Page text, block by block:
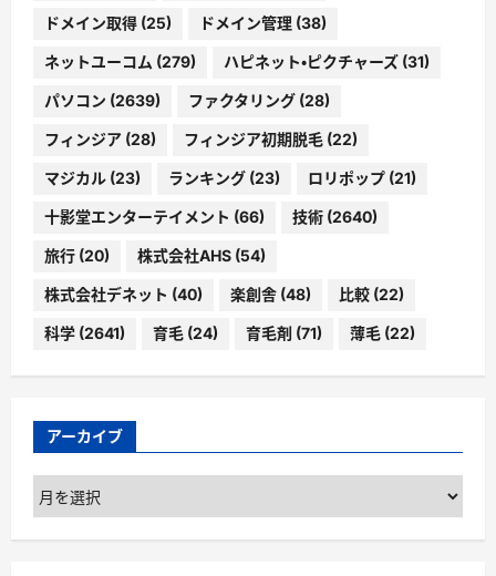
ドメイン取得 (25) ドメイン管理 (38)
ネットユーコム (279) ハピネット・ピクチャーズ (31)
パソコン (2639) ファクタリング (28)
フィンジア (28) フィンジア初期脱毛 (22)
マジカル (23) ランキング (23) ロリポップ (21)
十影堂エンターテイメント (66) 技術 (2640)
旅行 (20) 株式会社AHS (54)
株式会社デネット (40) 楽創舎 (48) 比較 (22)
科学 (2641) 育毛 (24) 育毛剤 (71) 薄毛 (22)
アーカイブ
ア
ー
カ